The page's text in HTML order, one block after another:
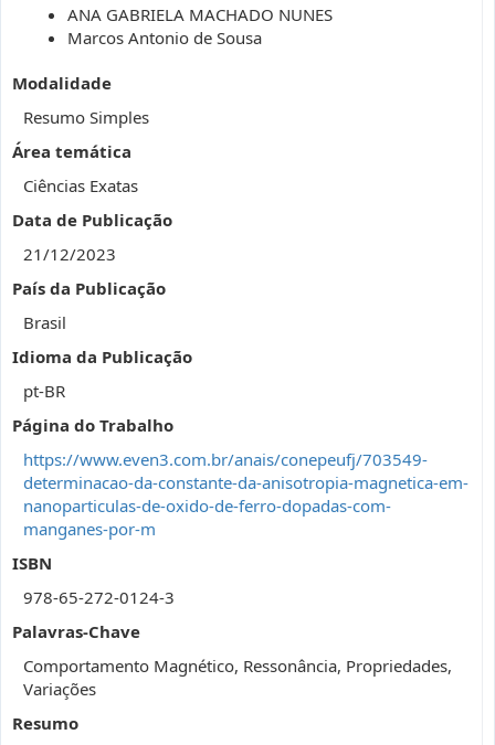
ANA GABRIELA MACHADO NUNES
Marcos Antonio de Sousa
Modalidade
Resumo Simples
Área temática
Ciências Exatas
Data de Publicação
21/12/2023
País da Publicação
Brasil
Idioma da Publicação
pt-BR
Página do Trabalho
https://www.even3.com.br/anais/conepeufj/703549-
determinacao-da-constante-da-anisotropia-magnetica-em-
nanoparticulas-de-oxido-de-ferro-dopadas-com-
manganes-por-m
ISBN
978-65-272-0124-3
Palavras-Chave
Comportamento Magnético, Ressonância, Propriedades,
Variações
Resumo